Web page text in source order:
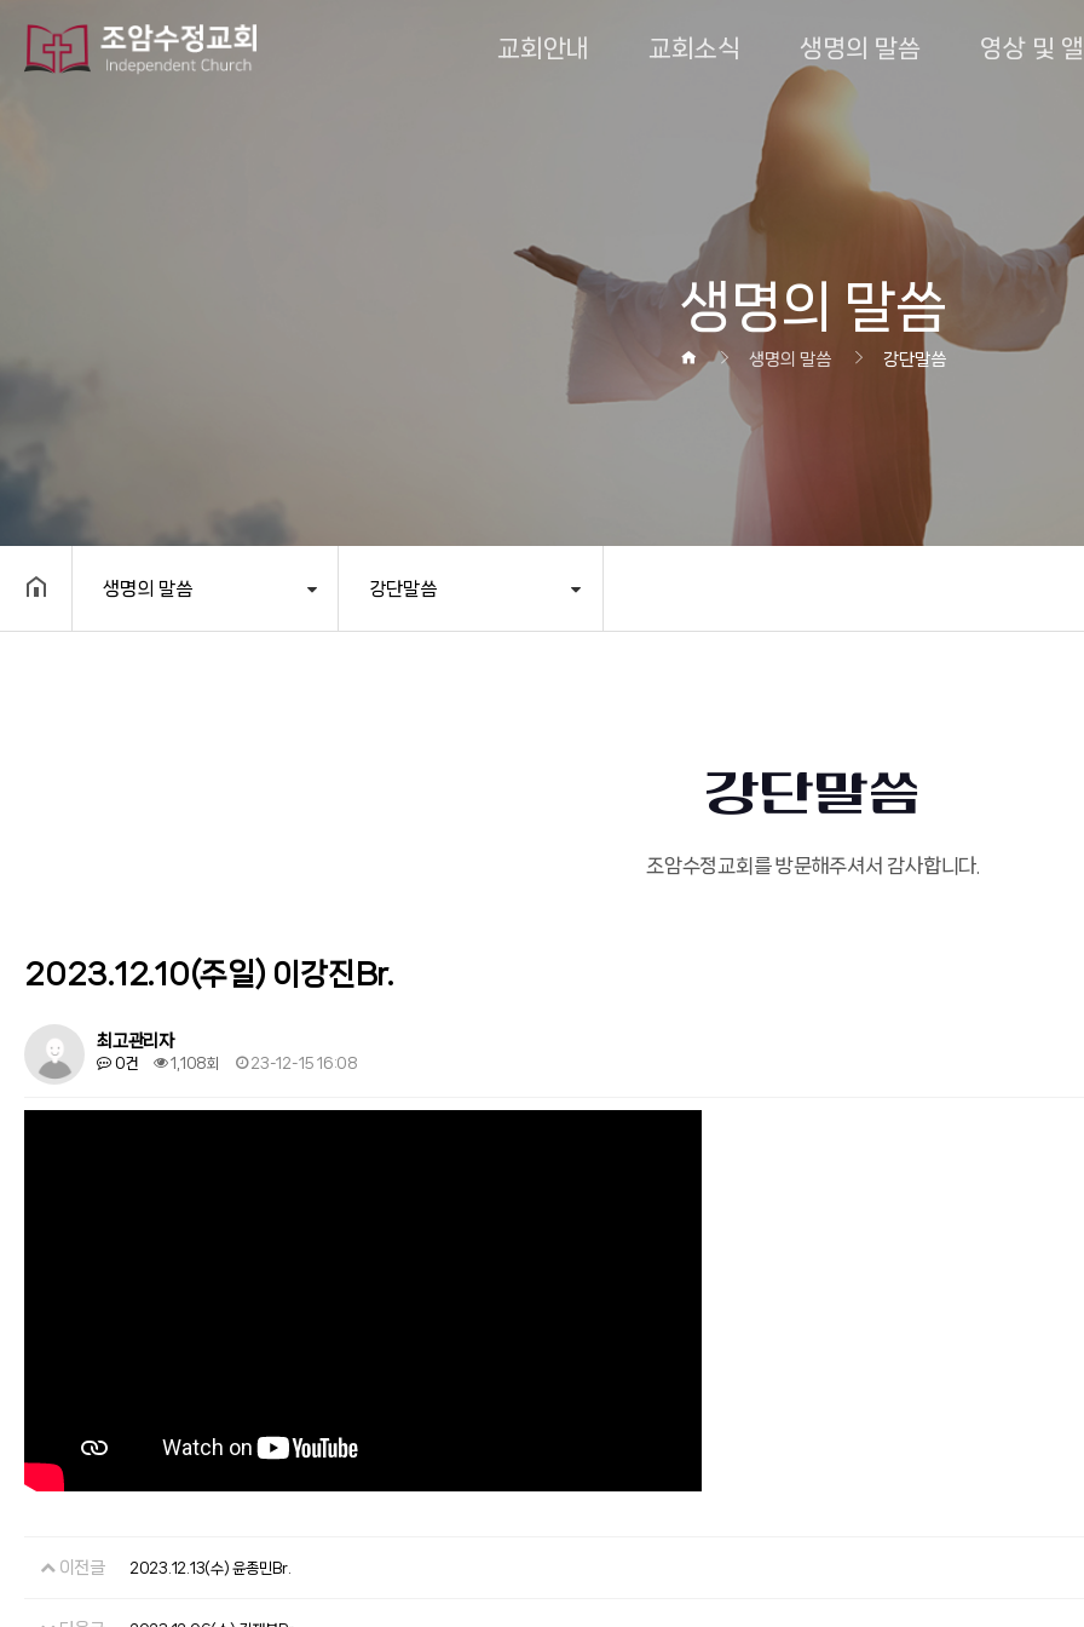
교회안내 교회소식 생명의 말씀 영상 및
생명의 말씀
생명의 말씀 강단말씀
생명의 말씀 강단말씀
강단말씀
조암수정교회를 방문해주셔서 감사합니다.
2023.12.10(주일) 이강진Br.
최고관리자
0건 1,108회 23-12-15 16:08
이전글 2023.12.13(수) 윤종민Br.